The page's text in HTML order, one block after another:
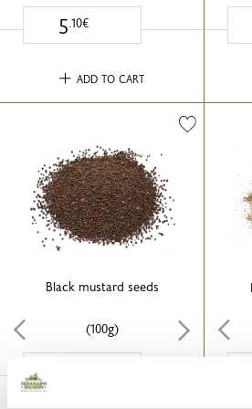
5.10€
ADD TO CART
Black mustard seeds
(100g)